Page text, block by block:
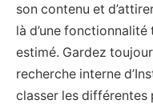
son contenu et
là d’une
estimé. Gardez
recherche interne
classer les différentes